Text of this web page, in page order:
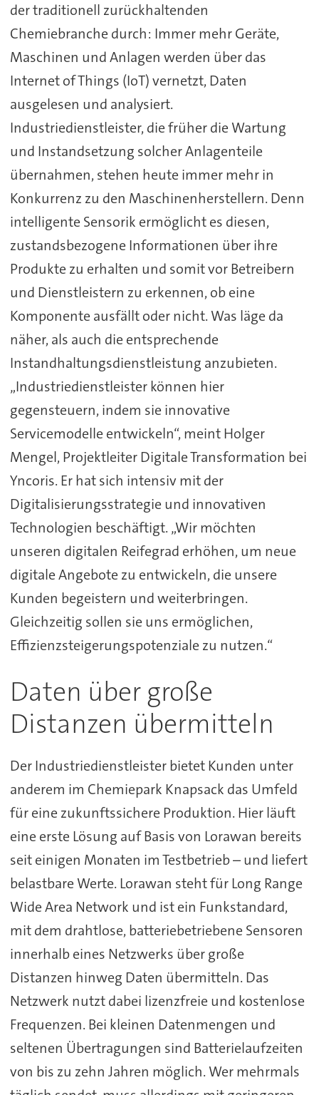
der traditionell zurückhaltenden
Chemiebranche durch: Immer mehr Geräte,
Maschinen und Anlagen werden über das
Internet of Things (IoT) vernetzt, Daten
ausgelesen und analysiert.
Industriedienstleister, die früher die Wartung
und Instandsetzung solcher Anlagenteile
übernahmen, stehen heute immer mehr in
Konkurrenz zu den Maschinenherstellern. Denn
intelligente Sensorik ermöglicht es diesen,
zustandsbezogene Informationen über ihre
Produkte zu erhalten und somit vor Betreibern
und Dienstleistern zu erkennen, ob eine
Komponente ausfällt oder nicht. Was läge da
näher, als auch die entsprechende
Instandhaltungsdienstleistung anzubieten.
„Industriedienstleister können hier
gegensteuern, indem sie innovative
Servicemodelle entwickeln“, meint Holger
Mengel, Projektleiter Digitale Transformation bei
Yncoris. Er hat sich intensiv mit der
Digitalisierungsstrategie und innovativen
Technologien beschäftigt. „Wir möchten
unseren digitalen Reifegrad erhöhen, um neue
digitale Angebote zu entwickeln, die unsere
Kunden begeistern und weiterbringen.
Gleichzeitig sollen sie uns ermöglichen,
Effizienzsteigerungspotenziale zu nutzen.“
Daten über große
Distanzen übermitteln
Der Industriedienstleister bietet Kunden unter
anderem im Chemiepark Knapsack das Umfeld
für eine zukunftssichere Produktion. Hier läuft
eine erste Lösung auf Basis von Lorawan bereits
seit einigen Monaten im Testbetrieb – und liefert
belastbare Werte. Lorawan steht für Long Range
Wide Area Network und ist ein Funkstandard,
mit dem drahtlose, batteriebetriebene Sensoren
innerhalb eines Netzwerks über große
Distanzen hinweg Daten übermitteln. Das
Netzwerk nutzt dabei lizenzfreie und kostenlose
Frequenzen. Bei kleinen Datenmengen und
seltenen Übertragungen sind Batterielaufzeiten
von bis zu zehn Jahren möglich. Wer mehrmals